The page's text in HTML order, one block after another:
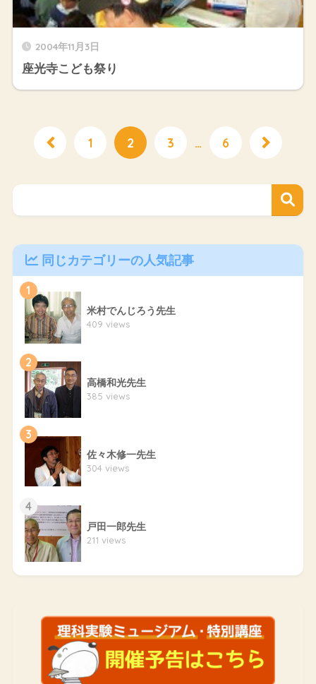
2004年11月3日
座光寺こども祭り
1 2 3 … 6
同じカテゴリーの人気記事
1
米村でんじろう先生
409 views
2
高橋和光先生
385 views
3
佐々木修一先生
304 views
4
戸田一郎先生
211 views